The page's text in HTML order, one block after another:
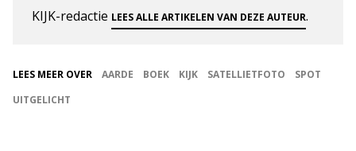
KIJK-redactie LEES ALLE ARTIKELEN VAN DEZE AUTEUR.
LEES MEER OVER AARDE BOEK KIJK SATELLIETFOTO
SPOT
UITGELICHT